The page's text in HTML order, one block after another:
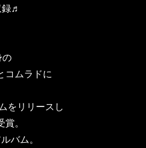
♬
の
コムラドに
をリリースし
。
バム。